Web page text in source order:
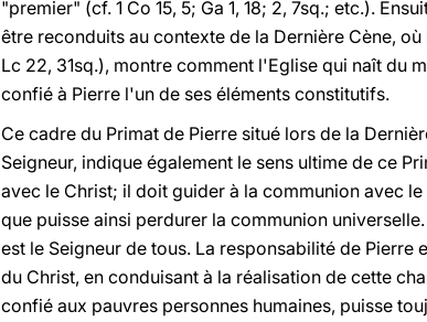
"premier" (cf. 1 Co 15, 5; Ga 1, 18; 2, 7sq.; etc.).
être reconduits au contexte de la Dernière Cène,
Lc 22, 31sq.), montre comment l'Eglise qui naît du
confié à Pierre l'un de ses éléments constitutifs.
Ce cadre du Primat de Pierre situé lors de la
Seigneur, indique également le sens ultime de ce
avec le Christ; il doit guider à la communion avec
que puisse ainsi perdurer la communion
est le Seigneur de tous. La responsabilité de
du Christ, en conduisant à la réalisation de cette
confié aux pauvres personnes humaines, puisse